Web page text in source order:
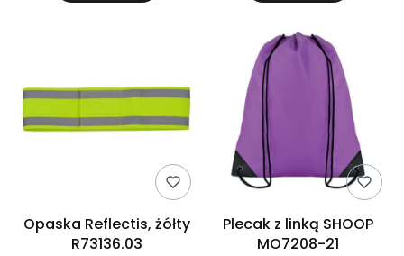
Opaska Reflectis, żółty
R73136.03
Plecak z linką SHOOP
MO7208-21